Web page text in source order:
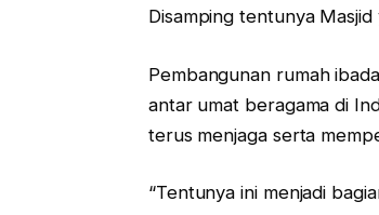
Disamping tentunya
Pembangunan rumah
antar umat beragama di
terus menjaga serta
“Tentunya ini menjadi